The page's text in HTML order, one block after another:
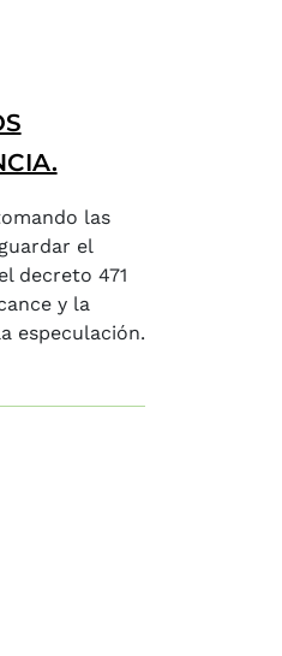
las
el
decreto 471
y la
especulación.